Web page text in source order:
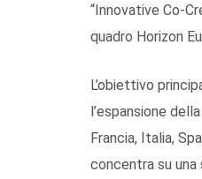
“Innovative Co-
quadro Horizon
L’obiettivo
l’espansione
Francia, Italia,
concentra su